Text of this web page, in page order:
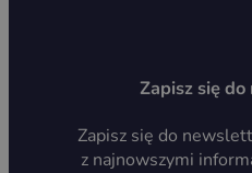
Zapisz się
Zapisz się do
z najnowszymi